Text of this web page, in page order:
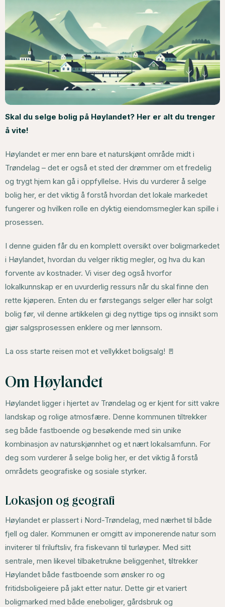
Skal du selge bolig på Høylandet? Her er alt du trenger
å vite!
Høylandet er mer enn bare et naturskjønt område midt i
Trøndelag – det er også et sted der drømmer om et fredelig
og trygt hjem kan gå i oppfyllelse. Hvis du vurderer å selge
bolig her, er det viktig å forstå hvordan det lokale markedet
fungerer og hvilken rolle en dyktig eiendomsmegler kan spille i
prosessen.
I denne guiden får du en komplett oversikt over boligmarkedet
i Høylandet, hvordan du velger riktig megler, og hva du kan
forvente av kostnader. Vi viser deg også hvorfor
lokalkunnskap er en uvurderlig ressurs når du skal finne den
rette kjøperen. Enten du er førstegangs selger eller har solgt
bolig før, vil denne artikkelen gi deg nyttige tips og innsikt som
gjør salgsprosessen enklere og mer lønnsom.
La oss starte reisen mot et vellykket boligsalg! 🚪
Om Høylandet
Høylandet ligger i hjertet av Trøndelag og er kjent for sitt vakre
landskap og rolige atmosfære. Denne kommunen tiltrekker
seg både fastboende og besøkende med sin unike
kombinasjon av naturskjønnhet og et nært lokalsamfunn. For
deg som vurderer å selge bolig her, er det viktig å forstå
områdets geografiske og sosiale styrker.
Lokasjon og geografi
Høylandet er plassert i Nord-Trøndelag, med nærhet til både
fjell og daler. Kommunen er omgitt av imponerende natur som
inviterer til friluftsliv, fra fiskevann til turløyper. Med sitt
sentrale, men likevel tilbaketrukne beliggenhet, tiltrekker
Høylandet både fastboende som ønsker ro og
fritidsboligeiere på jakt etter natur. Dette gir et variert
boligmarked med både eneboliger, gårdsbruk og